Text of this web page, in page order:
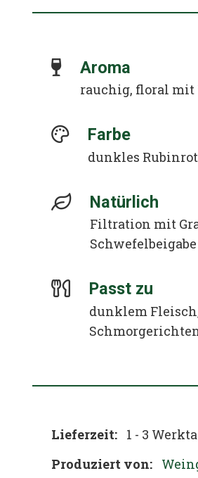
Aroma
rauchig, floral mit
Farbe
dunkles Rubinrot
Natürlich
Filtration mit
Schwefelbeigabe
Passt zu
dunklem
Lieferzeit: 1 - 3
Produziert von: